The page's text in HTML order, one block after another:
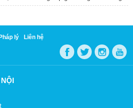
Pháp lý Liên hệ